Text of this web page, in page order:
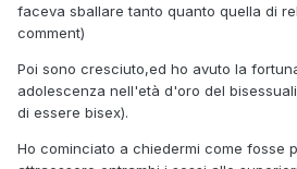
faceva sballare tanto quanto quella di
comment)
Poi sono cresciuto,ed ho avuto la
adolescenza nell'età d'oro del
di essere bisex).
Ho cominciato a chiedermi come fosse